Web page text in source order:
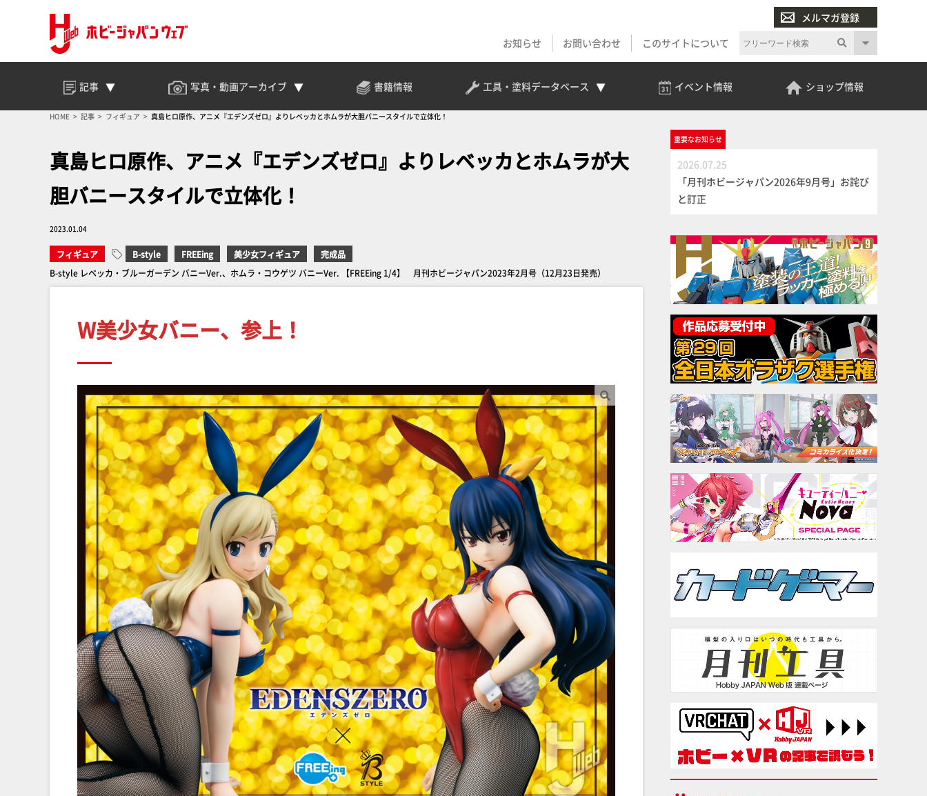
メルマガ登録
お知らせ
お問い合わせ このサイトについて
記事 写真・動画アーカイブ 書籍情報 工具・塗料データベース イベント情報 ショップ情報
HOME 記事 フィギュア 真島ヒロ原作、アニメ『エデンズゼロ』よりレベッカとホムラが大胆バニースタイルで立体化！
真島ヒロ原作、アニメ『エデンズゼロ』よりレベッカとホムラが大
胆バニースタイルで立体化！
2023.01.04
フィギュア B-style FREEing 美少女フィギュア
完成品
B-style レベッカ・ブルーガーデン バニーVer.、ホムラ・コウゲツ バニーVer. 【FREEing 1/4】 月刊ホビージャパン2023年2月号（12月23日発売）
W美少女バニー、参上！
重要なお知らせ
2026.07.25
「月刊ホビージャパン2026年9月号」お詫び
と訂正